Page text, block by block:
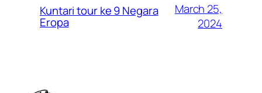
Kuntari tour ke 9 Negara
Eropa
March 25,
2024